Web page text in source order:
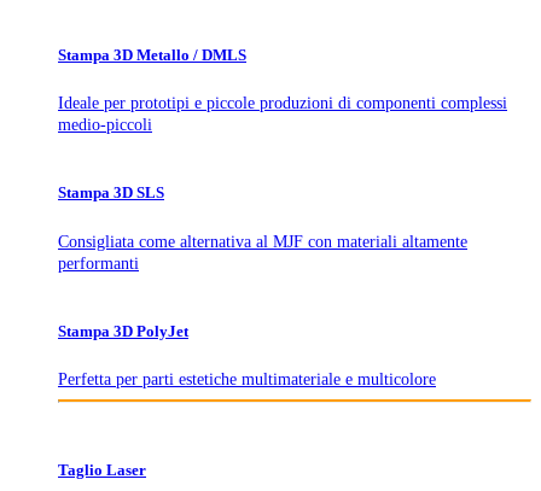
Stampa 3D Metallo / DMLS
Ideale per prototipi e piccole produzioni di componenti complessi
medio-piccoli
Stampa 3D SLS
Consigliata come alternativa al MJF con materiali altamente
performanti
Stampa 3D PolyJet
Perfetta per parti estetiche multimateriale e multicolore
Taglio Laser